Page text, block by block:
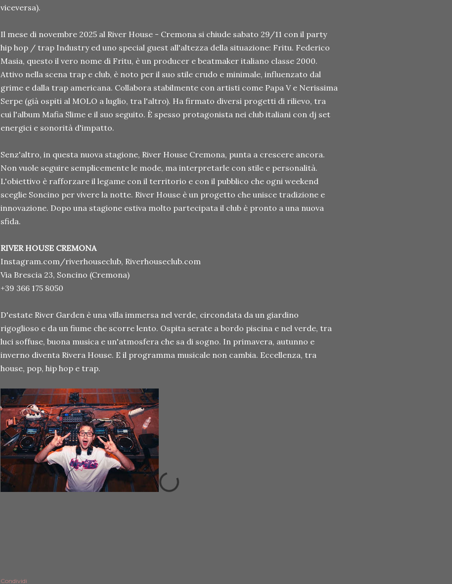
viceversa).
Il mese di novembre 2025 al River House - Cremona si chiude sabato 29/11 con il party
hip hop / trap Industry ed uno special guest all'altezza della situazione: Fritu. Federico
Masia, questo il vero nome di Fritu, è un producer e beatmaker italiano classe 2000.
Attivo nella scena trap e club, è noto per il suo stile crudo e minimale, influenzato dal
grime e dalla trap americana. Collabora stabilmente con artisti come Papa V e Nerissima
Serpe (già ospiti al MOLO a luglio, tra l'altro). Ha firmato diversi progetti di rilievo, tra
cui l'album Mafia Slime e il suo seguito. È spesso protagonista nei club italiani con dj set
energici e sonorità d'impatto.
Senz'altro, in questa nuova stagione, River House Cremona, punta a crescere ancora.
Non vuole seguire semplicemente le mode, ma interpretarle con stile e personalità.
L'obiettivo è rafforzare il legame con il territorio e con il pubblico che ogni weekend
sceglie Soncino per vivere la notte. River House è un progetto che unisce tradizione e
innovazione. Dopo una stagione estiva molto partecipata il club è pronto a una nuova
sfida.
RIVER HOUSE CREMONA
Instagram.com/riverhouseclub, Riverhouseclub.com
Via Brescia 23, Soncino (Cremona)
+39 366 175 8050
D'estate River Garden è una villa immersa nel verde, circondata da un giardino
rigoglioso e da un fiume che scorre lento. Ospita serate a bordo piscina e nel verde, tra
luci soffuse, buona musica e un'atmosfera che sa di sogno. In primavera, autunno e
inverno diventa Rivera House. E il programma musicale non cambia. Eccellenza, tra
house, pop, hip hop e trap.
Condividi